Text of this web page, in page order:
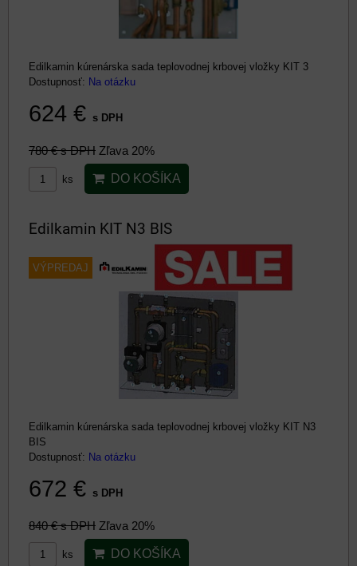
Edilkamin kúrenárska sada teplovodnej krbovej vložky KIT 3
Dostupnosť: Na otázku
624 € s DPH
780 €s DPH Zľava 20%
ks DO KOŠÍKA
Edilkamin KIT N3 BIS
VÝPREDAJ
Edilkamin kúrenárska sada teplovodnej krbovej vložky KIT N3
BIS
Dostupnosť: Na otázku
672 € s DPH
840 €s DPH Zľava 20%
ks DO KOŠÍKA